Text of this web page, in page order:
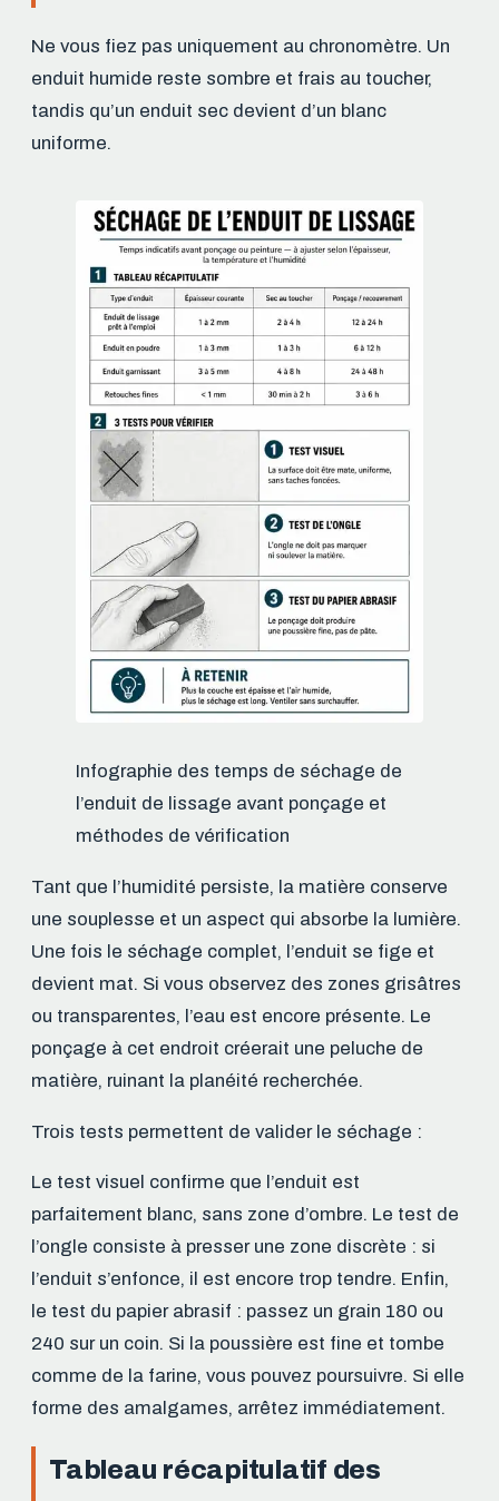
Ne vous fiez pas uniquement au chronomètre. Un
enduit humide reste sombre et frais au toucher,
tandis qu’un enduit sec devient d’un blanc
uniforme.
Infographie des temps de séchage de
l’enduit de lissage avant ponçage et
méthodes de vérification
Tant que l’humidité persiste, la matière conserve
une souplesse et un aspect qui absorbe la lumière.
Une fois le séchage complet, l’enduit se fige et
devient mat. Si vous observez des zones grisâtres
ou transparentes, l’eau est encore présente. Le
ponçage à cet endroit créerait une peluche de
matière, ruinant la planéité recherchée.
Trois tests permettent de valider le séchage :
Le test visuel confirme que l’enduit est
parfaitement blanc, sans zone d’ombre. Le test de
l’ongle consiste à presser une zone discrète : si
l’enduit s’enfonce, il est encore trop tendre. Enfin,
le test du papier abrasif : passez un grain 180 ou
240 sur un coin. Si la poussière est fine et tombe
comme de la farine, vous pouvez poursuivre. Si elle
forme des amalgames, arrêtez immédiatement.
Tableau récapitulatif des